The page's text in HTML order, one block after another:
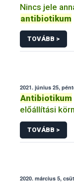
Nincs jele
antibiotikum
TOVÁBB >
2021. június 25,
Antibiotikum
előállítási
TOVÁBB >
2020. március 5,